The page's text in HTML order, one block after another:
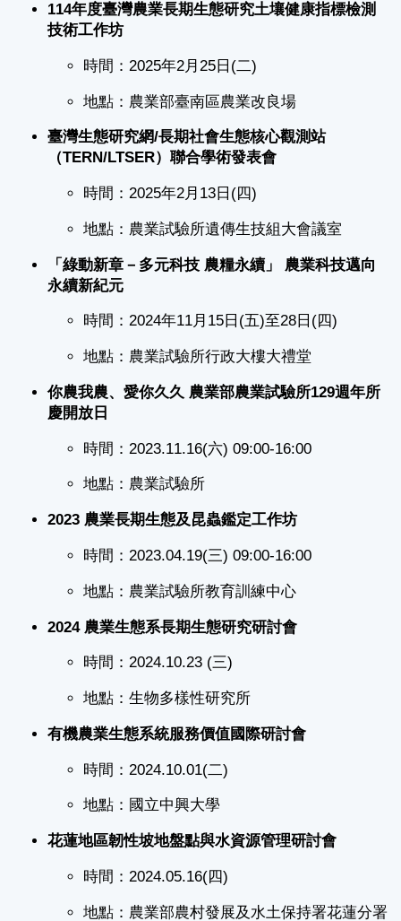
114年度臺灣農業長期生態研究土壤健康指標檢測
技術工作坊
時間：2025年2月25日(二)
地點：農業部臺南區農業改良場
臺灣生態研究網/長期社會生態核心觀測站
（TERN/LTSER）聯合學術發表會
時間：2025年2月13日(四)
地點：農業試驗所遺傳生技組大會議室
「綠動新章－多元科技 農糧永續」 農業科技邁向
永續新紀元
時間：2024年11月15日(五)至28日(四)
地點：農業試驗所行政大樓大禮堂
你農我農、愛你久久 農業部農業試驗所129週年所
慶開放日
時間：2023.11.16(六) 09:00-16:00
地點：農業試驗所
2023 農業長期生態及昆蟲鑑定工作坊
時間：2023.04.19(三) 09:00-16:00
地點：農業試驗所教育訓練中心
2024 農業生態系長期生態研究研討會
時間：2024.10.23 (三)
地點：生物多樣性研究所
有機農業生態系統服務價值國際研討會
時間：2024.10.01(二)
地點：國立中興大學
花蓮地區韌性坡地盤點與水資源管理研討會
時間：2024.05.16(四)
地點：農業部農村發展及水土保持署花蓮分署